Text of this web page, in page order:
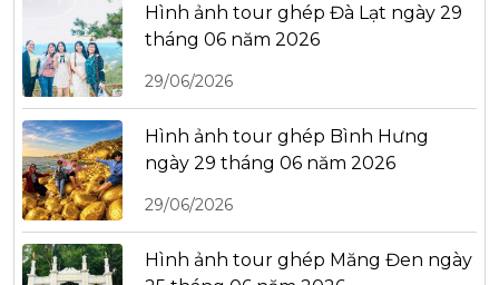
Hình ảnh tour ghép Đà Lạt ngày 29
tháng 06 năm 2026
29/06/2026
Hình ảnh tour ghép Bình Hưng
ngày 29 tháng 06 năm 2026
29/06/2026
Hình ảnh tour ghép Măng Đen ngày